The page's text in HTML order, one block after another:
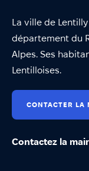
La ville de
département du
Alpes. Ses
Lentilloises.
CONTACTER LA
Contactez la